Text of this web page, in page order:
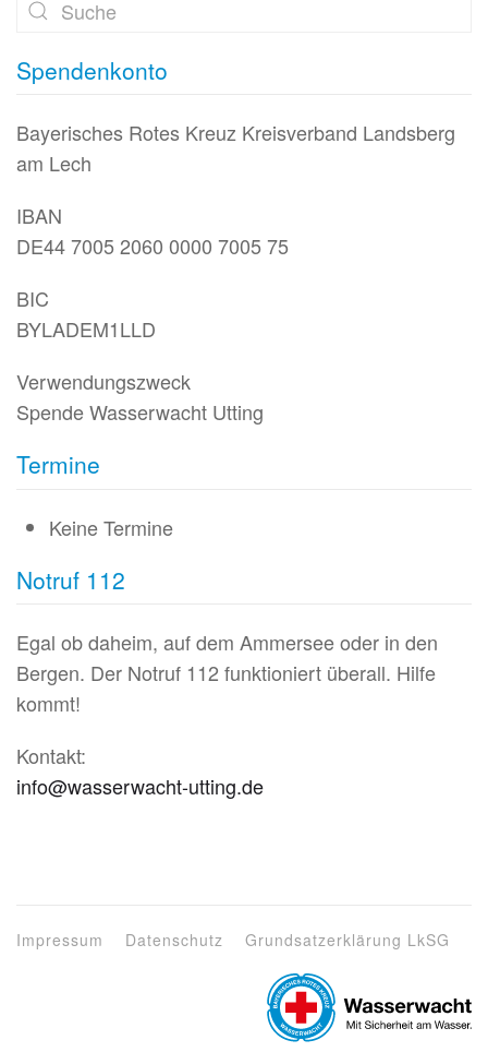
Spendenkonto
Bayerisches Rotes Kreuz Kreisverband Landsberg
am Lech
IBAN
DE44 7005 2060 0000 7005 75
BIC
BYLADEM1LLD
Verwendungszweck
Spende Wasserwacht Utting
Termine
Keine Termine
Notruf 112
Egal ob daheim, auf dem Ammersee oder in den
Bergen. Der Notruf 112 funktioniert überall. Hilfe
kommt!
Kontakt:
info@wasserwacht-utting.de
Impressum Datenschutz Grundsatzerklärung LkSG